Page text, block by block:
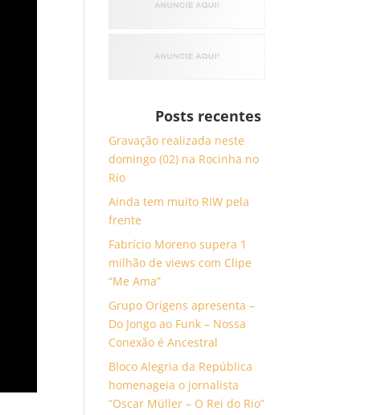
Posts recentes
Gravação realizada neste
domingo (02) na Rocinha no
Rio
Ainda tem muito RIW pela
frente
Fabrício Moreno supera 1
milhão de views com Clipe
“Me Ama”
Grupo Origens apresenta –
Do Jongo ao Funk – Nossa
Conexão é Ancestral
Bloco Alegria da República
homenageia o jornalista
“Oscar Müller – O Rei do Rio”